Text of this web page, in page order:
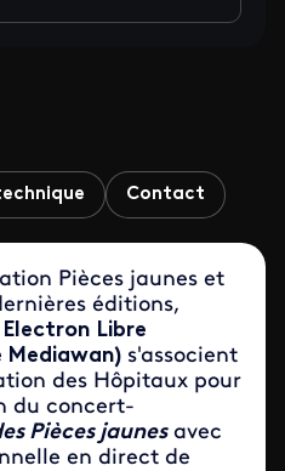
sur Facebook
jaunes' sur Xjaunes' sur LinkedIn
Contact
Pièces jaunes et
éditions,
Electron Libre
Mediawan) s'associent
des Hôpitaux pour
du concert-
Pièces jaunes avec
en direct de